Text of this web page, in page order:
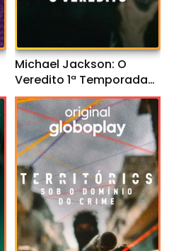
Michael Jackson: O
Veredito 1ª Temporada
(2026) WEB-DL 1080p
Dual Áudio